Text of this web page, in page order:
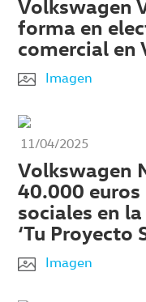
Volkswagen
forma en
comercial en
Imagen
11/04/2025
Volkswagen
40.000
sociales en
‘Tu Proyecto
Imagen